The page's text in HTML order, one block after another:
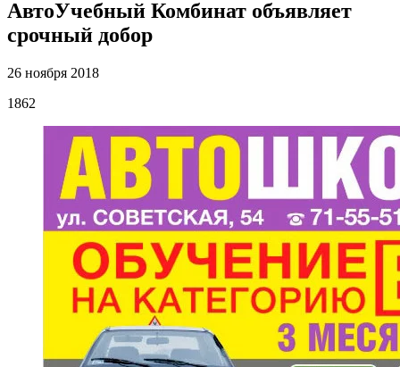
АвтоУчебный Комбинат объявляет
срочный добор
26 ноября 2018
1862